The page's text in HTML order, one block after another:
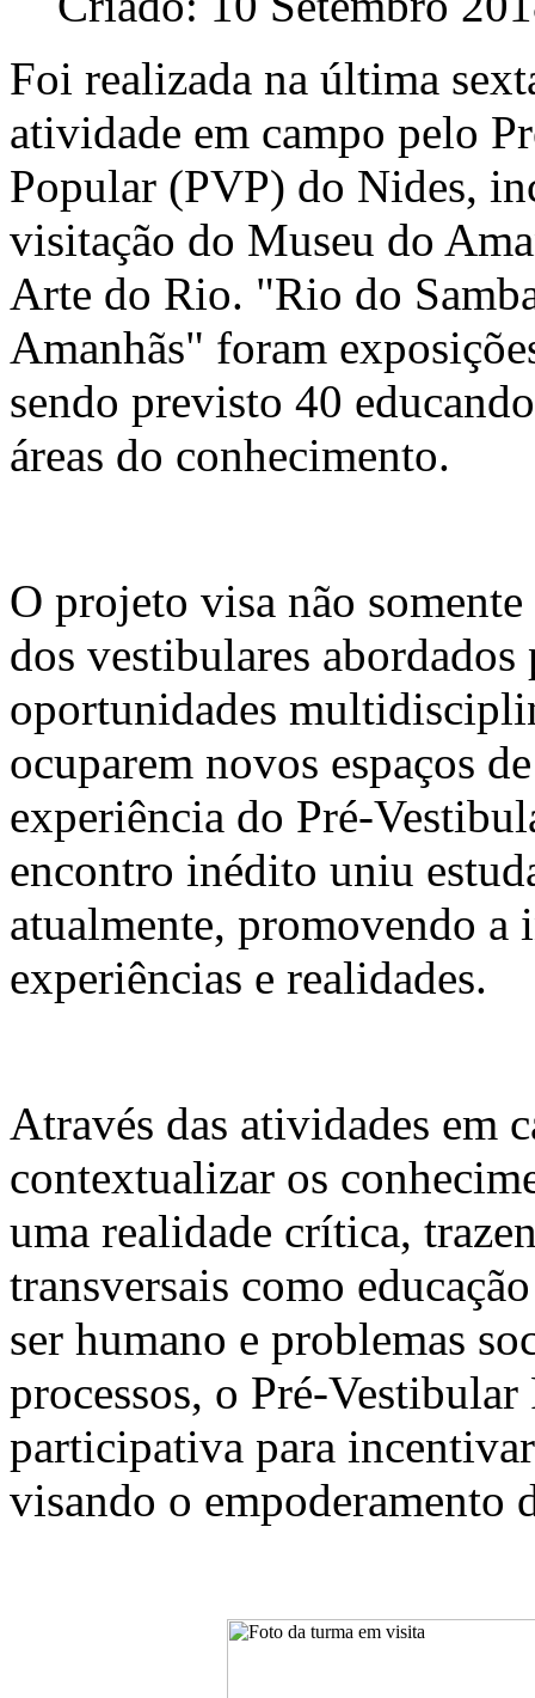
Foi realizada na última
atividade em campo pelo
Popular (PVP) do Nides,
visitação do Museu do
Arte do Rio. "Rio do
Amanhãs" foram
sendo previsto 40
áreas do conhecimento.
O projeto visa não
dos vestibulares
oportunidades
ocuparem novos espaços
experiência do Pré-
encontro inédito uniu
atualmente, promovendo a
experiências e realidades.
Através das atividades em
contextualizar os
uma realidade crítica,
transversais como
ser humano e problemas
processos, o Pré-
participativa para
visando o empoderamento